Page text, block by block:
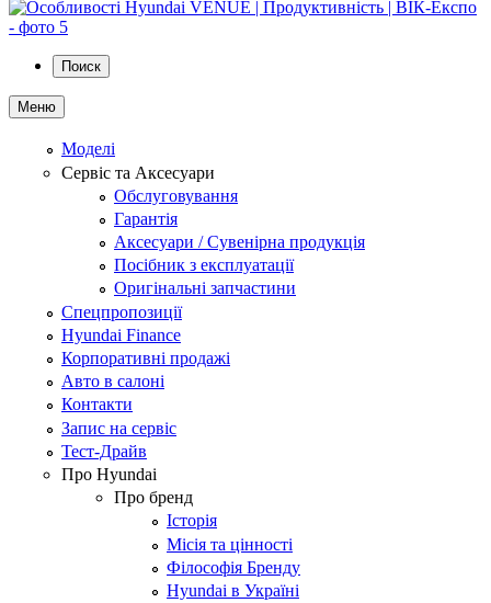
Поиск
Меню
Моделі
Сервіс та Аксесуари
Обслуговування
Гарантія
Аксесуари / Сувенірна продукція
Посібник з експлуатації
Оригінальні запчастини
Спецпропозиції
Hyundai Finance
Корпоративні продажі
Авто в салоні
Контакти
Запис на сервіс
Тест-Драйв
Про Hyundai
Про бренд
Історія
Місія та цінності
Філософія Бренду
Hyundai в Україні